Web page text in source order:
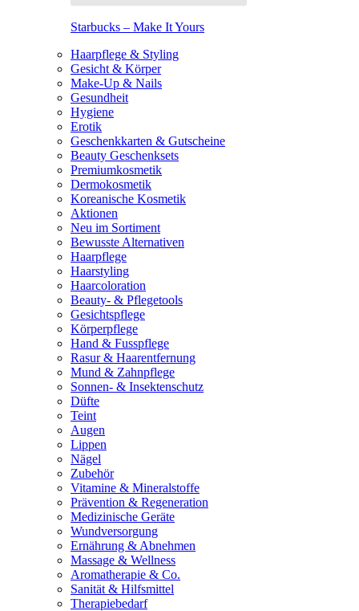
Starbucks – Make It Yours
Haarpflege & Styling
Gesicht & Körper
Make-Up & Nails
Gesundheit
Hygiene
Erotik
Geschenkkarten & Gutscheine
Beauty Geschenksets
Premiumkosmetik
Dermokosmetik
Koreanische Kosmetik
Aktionen
Neu im Sortiment
Bewusste Alternativen
Haarpflege
Haarstyling
Haarcoloration
Beauty- & Pflegetools
Gesichtspflege
Körperpflege
Hand & Fusspflege
Rasur & Haarentfernung
Mund & Zahnpflege
Sonnen- & Insektenschutz
Düfte
Teint
Augen
Lippen
Nägel
Zubehör
Vitamine & Mineralstoffe
Prävention & Regeneration
Medizinische Geräte
Wundversorgung
Ernährung & Abnehmen
Massage & Wellness
Aromatherapie & Co.
Sanität & Hilfsmittel
Therapiebedarf